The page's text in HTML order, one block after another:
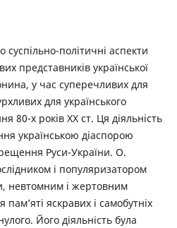
суспільно-політичні аспекти
представників української
у час суперечливих для
для українського
80-х років ХХ ст. Ця діяльність
українською діаспорою
Руси-України. О.
і популяризатором
невтомним і жертовним
яскравих і самобутніх
Його діяльність була